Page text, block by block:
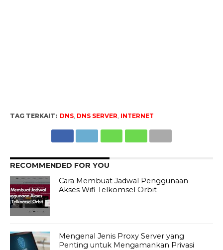
TAG TERKAIT: DNS, DNS SERVER, INTERNET
RECOMMENDED FOR YOU
Cara Membuat Jadwal Penggunaan
Akses Wifi Telkomsel Orbit
Mengenal Jenis Proxy Server yang
Penting untuk Mengamankan Privasi